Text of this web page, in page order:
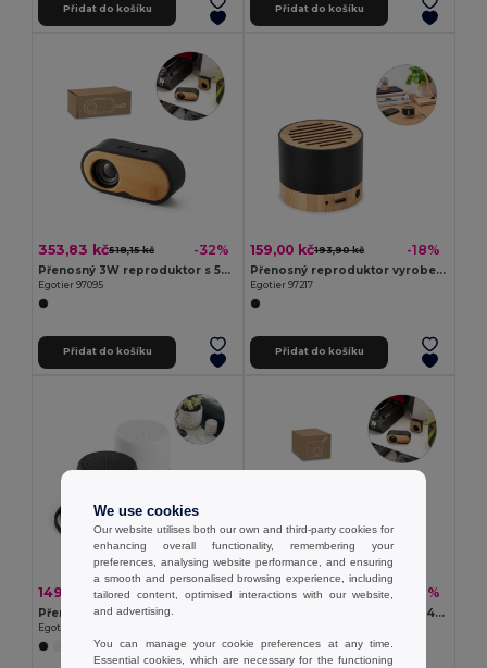
Přidat do košíku Přidat do košíku
353,83 kč518,15 kč -32%
Přenosný 3W reproduktor s 5h výdrží baterie na bambusu a recyklovaného ABS (100% rABS)
Egotier 97095
Přidat do košíku
159,00 kč193,90 kč -18%
Přenosný reproduktor vyrobený z recyklovaného hliníku (100% rAL) s výdrží baterie 3 h
Egotier 97217
Přidat do košíku
149,07 kč227,41 kč -34%
Egotier 97097
185,81 kč445,35 kč -58%
Přenosný 3W reproduktor s 4h výdrží baterie z bambusu a recyklovaného ABS (100% rABS)
We use cookies
Our website utilises both our own and third-party cookies for
enhancing overall functionality, remembering your
preferences, analysing website performance, and ensuring
a smooth and personalised browsing experience, including
tailored content, optimised interactions with our website,
and advertising.
You can manage your cookie preferences at any time.
Essential cookies, which are necessary for the functioning